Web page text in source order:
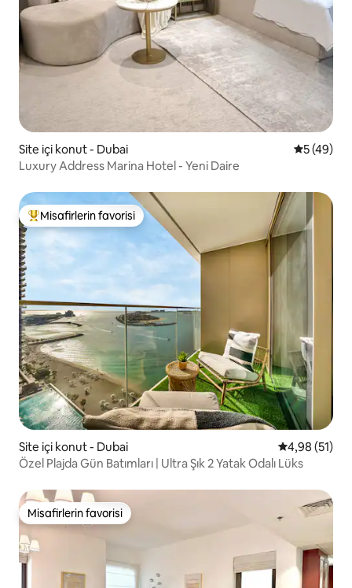
Site içi konut - Dubai 55 (49)
Luxury Address Marina Hotel - Yeni Daire
Misafirlerin favorilerinden en beğenilenler arasında
Misafirlerin favorisi
Site içi konut - Dubai 5 üzerinden
4,98 (51)
Özel Plajda Gün Batımları | Ultra Şık 2 Yatak Odalı Lüks
Misafirlerin favorisi
Misafirlerin favorisi